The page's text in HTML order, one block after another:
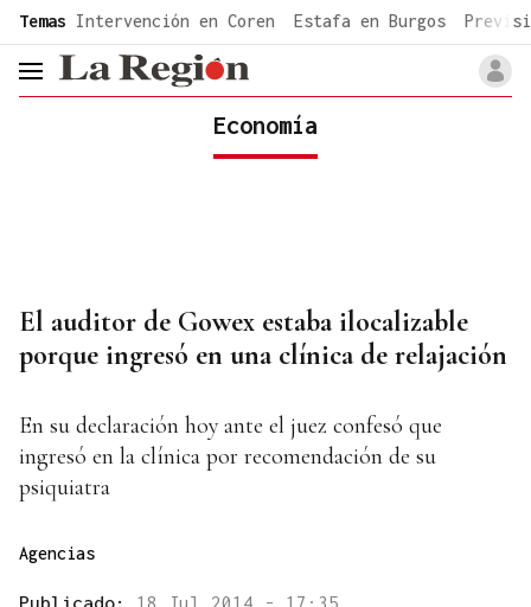
common.go-to-content
Temas Intervención en Coren Estafa en Burgos
header.menu.open
Economía
El auditor de Gowex estaba ilocalizable
porque ingresó en una clínica de relajación
En su declaración hoy ante el juez confesó que
ingresó en la clínica por recomendación de su
psiquiatra
Agencias
Publicado: 18 Jul 2014 - 17:35